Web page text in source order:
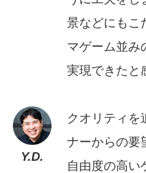
景などにもこ
マゲーム並み
実現できたと
Y.D.
クオリティを
ナーからの要
自由度の高い